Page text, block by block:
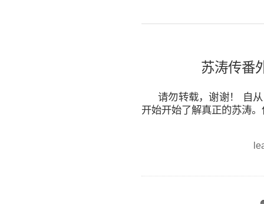
苏涛传番
请勿转载，谢谢！ 自
开始开始了解真正的苏涛